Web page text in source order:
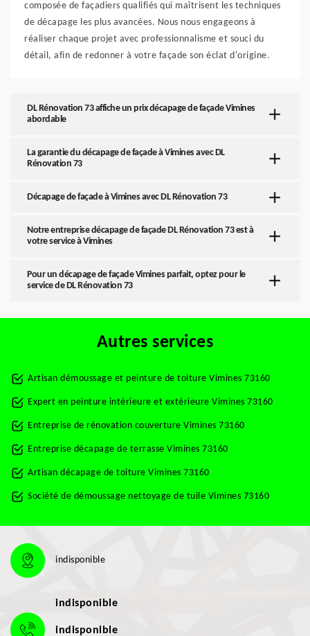
composée de façadiers qualifiés qui maîtrisent les techniques
de décapage les plus avancées. Nous nous engageons à
réaliser chaque projet avec professionnalisme et souci du
détail, afin de redonner à votre façade son éclat d'origine.
DL Rénovation 73 affiche un prix décapage de façade Vimines
abordable
La garantie du décapage de façade à Vimines avec DL
Rénovation 73
Décapage de façade à Vimines avec DL Rénovation 73
Notre entreprise décapage de façade DL Rénovation 73 est à
votre service à Vimines
Pour un décapage de façade Vimines parfait, optez pour le
service de DL Rénovation 73
Autres services
Artisan démoussage et peinture de toiture Vimines 73160
Expert en peinture intérieure et extérieure Vimines 73160
Entreprise de rénovation couverture Vimines 73160
Entreprise décapage de terrasse Vimines 73160
Artisan décapage de toiture Vimines 73160
Société de démoussage nettoyage de tuile Vimines 73160
indisponible
indisponible
indisponible